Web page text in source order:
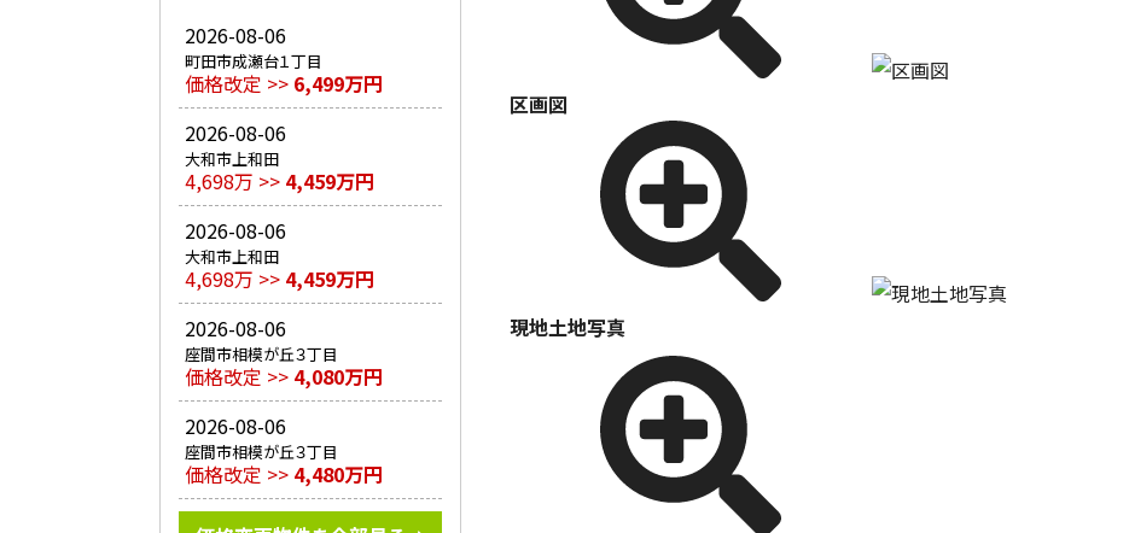
2026-08-06
町田市成瀬台１丁目
価格改定 >> 6,499万円
2026-08-06
大和市上和田
4,698万 >> 4,459万円
2026-08-06
大和市上和田
4,698万 >> 4,459万円
2026-08-06
座間市相模が丘３丁目
価格改定 >> 4,080万円
2026-08-06
座間市相模が丘３丁目
価格改定 >> 4,480万円
区画図
現地土地写真